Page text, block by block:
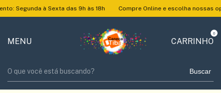
à Sexta das 9h às 18h Compre Online e escolha nossas opções
MENU CARRINHO
0
Buscar